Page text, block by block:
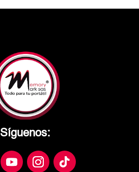
Síguenos: